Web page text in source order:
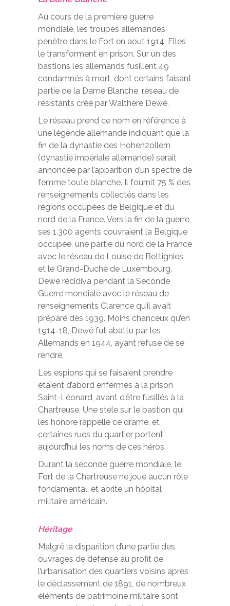
Au cours de la première guerre
mondiale, les troupes allemandes
pénètre dans le Fort en aout 1914. Elles
le transforment en prison. Sur un des
bastions les allemands fusillent 49
condamnés à mort, dont certains faisant
partie de la Dame Blanche, réseau de
résistants créé par Walthère Dewé.
Le réseau prend ce nom en référence à
une légende allemande indiquant que la
fin de la dynastie des Hohenzollern
(dynastie impériale allemande) serait
annoncée par l’apparition d’un spectre de
femme toute blanche. Il fournit 75 % des
renseignements collectés dans les
régions occupées de Belgique et du
nord de la France. Vers la fin de la guerre,
ses 1.300 agents couvraient la Belgique
occupée, une partie du nord de la France
avec le réseau de Louise de Bettignies
et le Grand-Duché de Luxembourg.
Dewé récidiva pendant la Seconde
Guerre mondiale avec le réseau de
renseignements Clarence qu’il avait
préparé dès 1939. Moins chanceux qu’en
1914-18, Dewé fut abattu par les
Allemands en 1944, ayant refusé de se
rendre.
Les espions qui se faisaient prendre
étaient d’abord enfermés à la prison
Saint-Léonard, avant d’être fusillés à la
Chartreuse. Une stèle sur le bastion qui
les honore rappelle ce drame, et
certaines rues du quartier portent
aujourd’hui les noms de ces héros.
Durant la seconde guerre mondiale, le
Fort de la Chartreuse ne joue aucun rôle
fondamental, et abrite un hôpital
militaire américain.
Héritage
Malgré la disparition d’une partie des
ouvrages de défense au profit de
l’urbanisation des quartiers voisins après
le déclassement de 1891, de nombreux
éléments de patrimoine militaire sont